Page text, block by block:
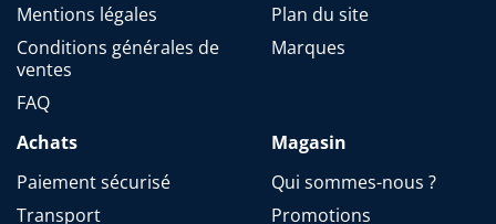
Mentions légales
Conditions générales de
ventes
FAQ
Plan du site
Marques
Achats
Paiement sécurisé
Transport
Magasin
Qui sommes-nous ?
Promotions